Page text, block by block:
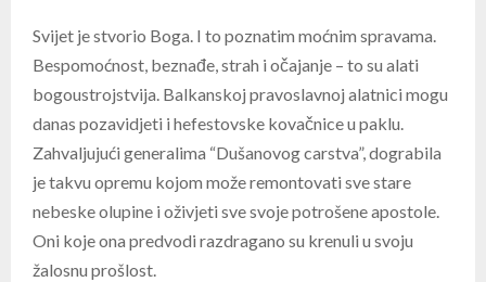
Svijet je stvorio Boga. I to poznatim moćnim spravama.
Bespomoćnost, beznađe, strah i očajanje – to su alati
bogoustrojstvija. Balkanskoj pravoslavnoj alatnici mogu
danas pozavidjeti i hefestovske kovačnice u paklu.
Zahvaljujući generalima “Dušanovog carstva”, dograbila
je takvu opremu kojom može remontovati sve stare
nebeske olupine i oživjeti sve svoje potrošene apostole.
Oni koje ona predvodi razdragano su krenuli u svoju
žalosnu prošlost.